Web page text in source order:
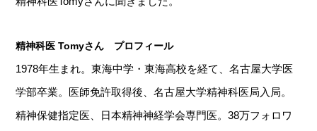
精神科医 Tomyさん プロフィール
1978年生まれ。東海中学・東海高校を経て、名古屋大学医
学部卒業。医師免許取得後、名古屋大学精神科医局入局。
精神保健指定医、日本精神神経学会専門医。38万フォロワ